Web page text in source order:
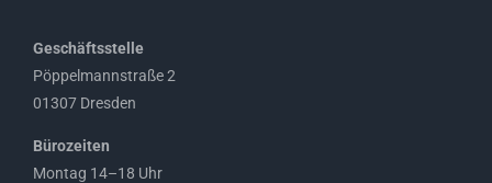
Geschäftsstelle
Pöppelmannstraße 2
01307 Dresden
Bürozeiten
Montag 14–18 Uhr